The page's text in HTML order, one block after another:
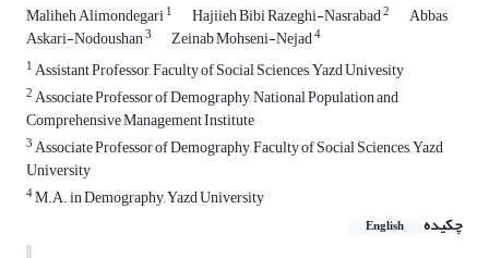
Maliheh Alimondegari1 Hajiieh Bibi Razeghi-Nasrabad2 Abbas
Askari-Nodoushan3 Zeinab Mohseni-Nejad4
1Assistant Professor, Faculty of Social Sciences, Yazd Univesity
2Associate Professor of Demography, National Population and
Comprehensive Management Institute
3Associate Professor of Demography, Faculty of Social Sciences, Yazd
University
4M.A. in Demography, Yazd University
چکیده
English